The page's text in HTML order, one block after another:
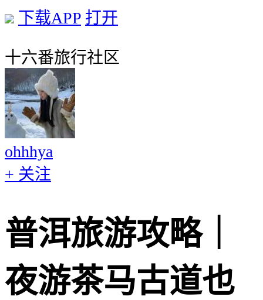
下载APP 打开
十六番旅行社区
ohhhya
+ 关注
普洱旅游攻略｜
夜游茶马古道也